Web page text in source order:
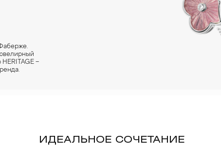
–
ИДЕАЛЬНОЕ СОЧЕТАНИЕ